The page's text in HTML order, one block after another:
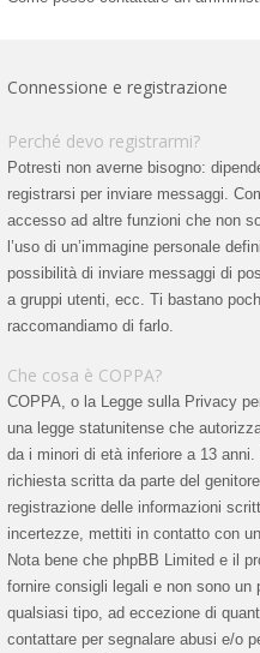
Connessione e registrazione
Perché devo registrarmi?
Potresti non averne bisogno:
registrarsi per inviare messaggi.
accesso ad altre funzioni che non
l’uso di un’immagine personale
possibilità di inviare messaggi di
a gruppi utenti, ecc. Ti bastano
raccomandiamo di farlo.
Che cosa è COPPA?
COPPA, o la Legge sulla Privacy
una legge statunitense che
da i minori di età inferiore a 13
richiesta scritta da parte del
registrazione delle informazioni
incertezze, mettiti in contatto con
Nota bene che phpBB Limited e il
fornire consigli legali e non sono
qualsiasi tipo, ad eccezione di
contattare per segnalare abusi e/o